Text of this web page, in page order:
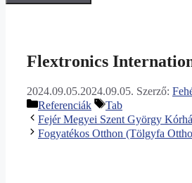
Flextronics
2024.09.05.2024.09.05. Szerző:
Kategória
Referenciák Címkék
Tab
Fejér Megyei Szent György
Fogyatékos Otthon (Tölgyfa